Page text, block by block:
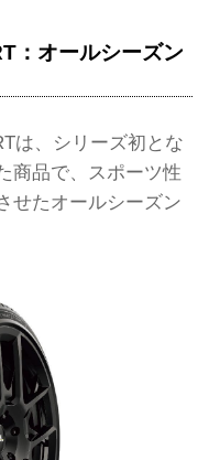
：オールシーズン
は、シリーズ初とな
商品で、スポーツ性
せたオールシーズン